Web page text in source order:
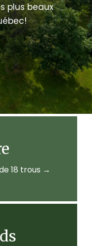
plus beaux
18 trous →